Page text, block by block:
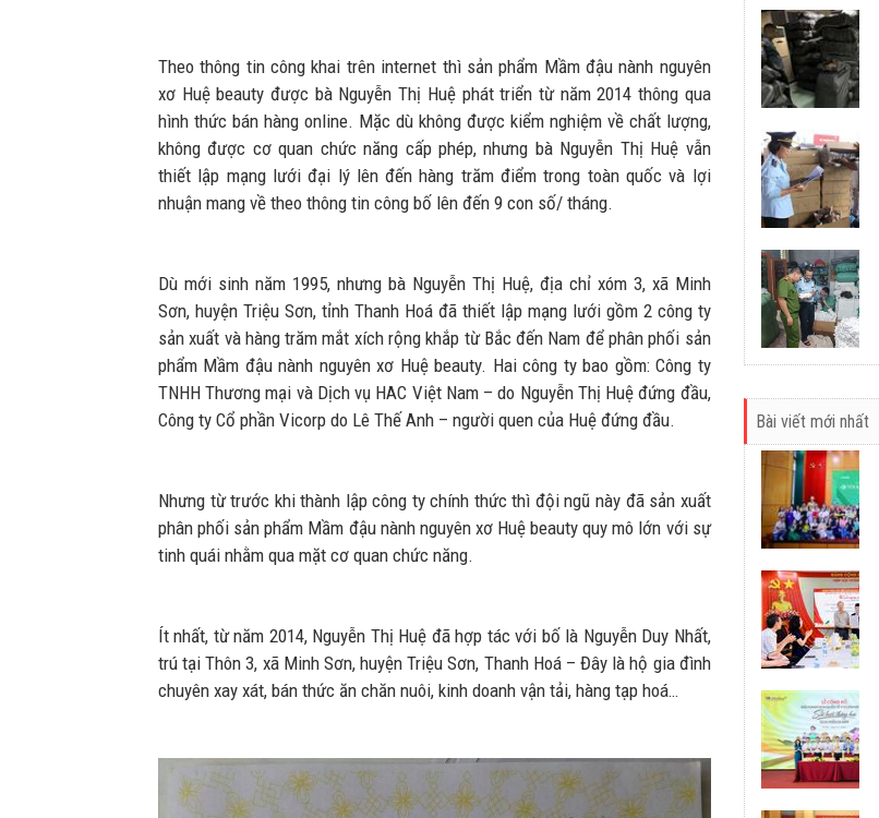
Theo thông tin công khai trên internet thì sản phẩm Mầm đậu nành nguyên
xơ Huệ beauty được bà Nguyễn Thị Huệ phát triển từ năm 2014 thông qua
hình thức bán hàng online. Mặc dù không được kiểm nghiệm về chất lượng,
không được cơ quan chức năng cấp phép, nhưng bà Nguyễn Thị Huệ vẫn
thiết lập mạng lưới đại lý lên đến hàng trăm điểm trong toàn quốc và lợi
nhuận mang về theo thông tin công bố lên đến 9 con số/ tháng.
Dù mới sinh năm 1995, nhưng bà Nguyễn Thị Huệ, địa chỉ xóm 3, xã Minh
Sơn, huyện Triệu Sơn, tỉnh Thanh Hoá đã thiết lập mạng lưới gồm 2 công ty
sản xuất và hàng trăm mắt xích rộng khắp từ Bắc đến Nam để phân phối sản
phẩm Mầm đậu nành nguyên xơ Huệ beauty. Hai công ty bao gồm: Công ty
TNHH Thương mại và Dịch vụ HAC Việt Nam – do Nguyễn Thị Huệ đứng đầu,
Công ty Cổ phần Vicorp do Lê Thế Anh – người quen của Huệ đứng đầu.
Nhưng từ trước khi thành lập công ty chính thức thì đội ngũ này đã sản xuất
phân phối sản phẩm Mầm đậu nành nguyên xơ Huệ beauty quy mô lớn với sự
tinh quái nhằm qua mặt cơ quan chức năng.
Ít nhất, từ năm 2014, Nguyễn Thị Huệ đã hợp tác với bố là Nguyễn Duy Nhất,
trú tại Thôn 3, xã Minh Sơn, huyện Triệu Sơn, Thanh Hoá – Đây là hộ gia đình
chuyên xay xát, bán thức ăn chăn nuôi, kinh doanh vận tải, hàng tạp hoá…
Bài viết mới nhất